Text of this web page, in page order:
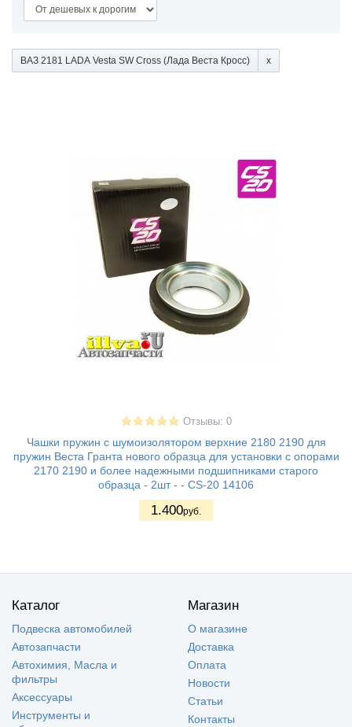
ВАЗ 2181 LADA Vesta SW Cross (Лада Веста Кросс)
Отзывы: 0
Чашки пружин с шумоизолятором верхние 2180 2190 для
пружин Веста Гранта нового образца для установки с опорами
2170 2190 и более надежными подшипниками старого
образца - 2шт - - CS-20 14106
1.400руб.
Каталог
Подвеска автомобилей
Автозапчасти
Автохимия, Масла и
фильтры
Аксессуары
Инструменты и
Магазин
О магазине
Доставка
Оплата
Новости
Статьи
Контакты